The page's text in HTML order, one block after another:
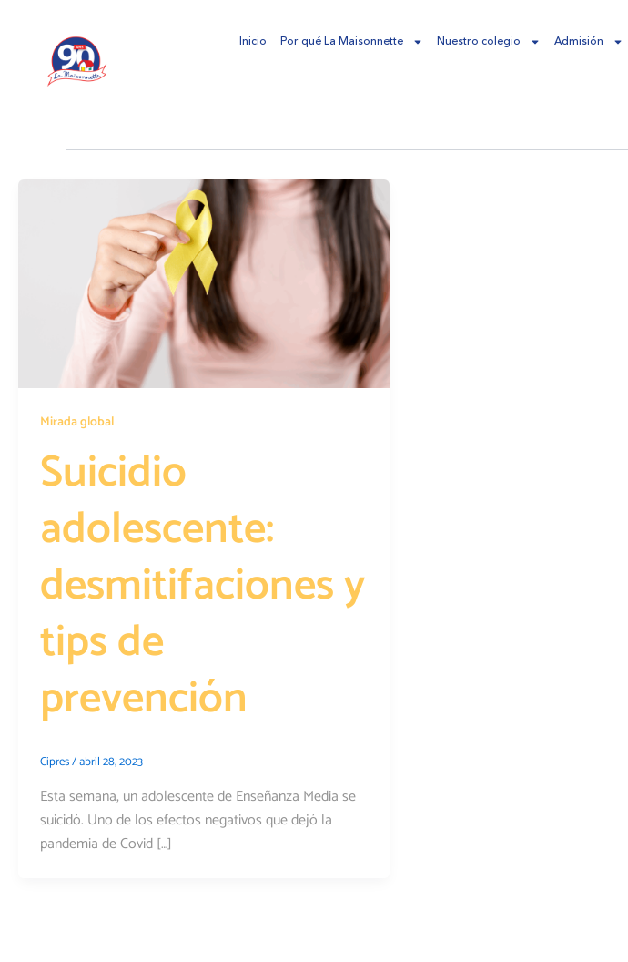
contenido
Inicio Por qué La Maisonnette Nuestro colegio Admisión
Mirada global
Suicidio
adolescente:
desmitifaciones y
tips de
prevención
Cipres/abril 28, 2023
Esta semana, un adolescente de Enseñanza Media se
suicidó. Uno de los efectos negativos que dejó la
pandemia de Covid […]